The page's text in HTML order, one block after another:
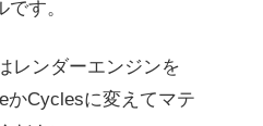
す。
レンダーエンジンを
かCyclesに変えてマテ